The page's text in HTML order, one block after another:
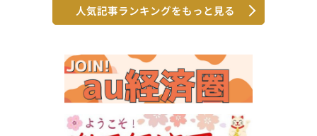
人気記事ランキングをもっと見る